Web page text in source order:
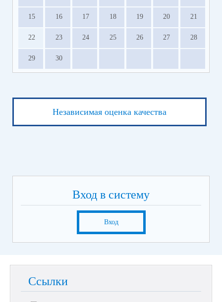
15 16 17 18 19 20 21
22 23 24 25 26 27 28
29 30
Независимая оценка качества
Вход в систему
Вход
Ссылки